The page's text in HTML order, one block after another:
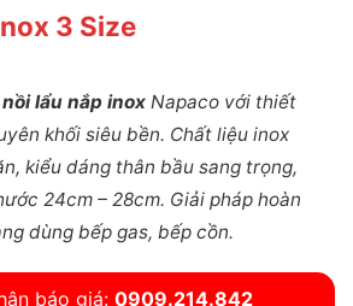
3 Size
nồi lẩu nắp inoxNapaco với thiết
khối siêu bền. Chất liệu inox
kiểu dáng thân bầu sang trọng,
24cm – 28cm. Giải pháp hoàn
dùng bếp gas, bếp cồn.
báo giá: 0909.214.842